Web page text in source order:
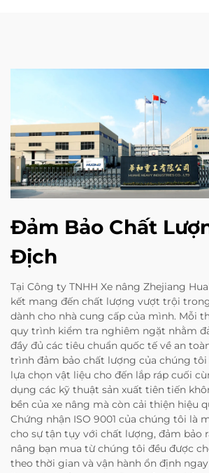
Đảm Bảo Chất
Địch
Tại Công ty TNHH Xe nâng Zhejiang
kết mang đến chất lượng vượt trội
dành cho nhà cung cấp của mình. Mỗi
quy trình kiểm tra nghiêm ngặt nhằm
đầy đủ các tiêu chuẩn quốc tế về an
trình đảm bảo chất lượng của chúng tôi
lựa chọn vật liệu cho đến lắp ráp cuối
dụng các kỹ thuật sản xuất tiên tiến
bền của xe nâng mà còn cải thiện hiệu
Chứng nhận ISO 9001 của chúng tôi là
cho sự tận tụy với chất lượng, đảm bảo
nâng bạn mua từ chúng tôi đều được
theo thời gian và vận hành ổn định